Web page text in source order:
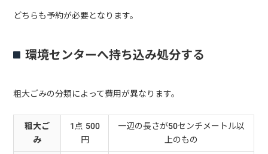
どちらも予約が必要となります。
環境センターへ持ち込み処分する
粗大ごみの分類によって費用が異なります。
粗大ご
み
1点 500
円
一辺の長さが50センチメートル以
上のもの